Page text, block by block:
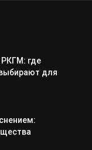
где
для